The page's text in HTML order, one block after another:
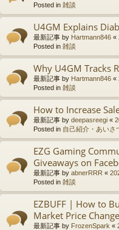
Posted in 雑談
U4GM Explains
最新記事 by Hartmann846 «
Posted in 雑談
Why U4GM Tracks
最新記事 by Hartmann846 «
Posted in 雑談
How to Increase
最新記事 by deepasreegi «
Posted in 自己紹介・あいさ
EZG Gaming
Giveaways on
最新記事 by abnerRRR «
Posted in 雑談
EZBUFF | How to
Market Price
最新記事 by FrozenSpark «